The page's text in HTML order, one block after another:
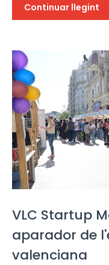
Continuar llegint
VLC Startup
aparador de
valenciana